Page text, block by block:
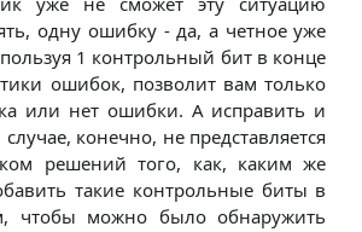
одну ошибку - да, а четное уже
1 контрольный бит в конце
ошибок, позволит вам только
или нет ошибки. А исправить и
конечно, не представляется
решений того, как, каким же
такие контрольные биты в
чтобы можно было обнаружить